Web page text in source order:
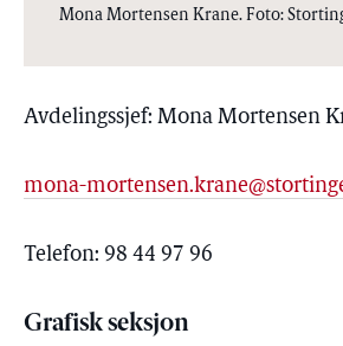
Mona Mortensen Krane. Foto:
Avdelingssjef: Mona Mortensen
mona-
Telefon: 98 44 97 96
Grafisk seksjon